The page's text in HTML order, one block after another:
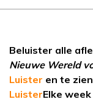
Beluister alle
Nieuwe Wereld
Luister en te
LuisterElke